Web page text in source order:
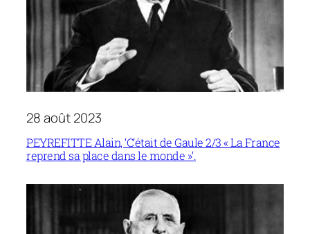
28 août 2023
PEYREFITTE Alain, ‘C’était de Gaule 2/3 « La France
reprend sa place dans le monde »‘.